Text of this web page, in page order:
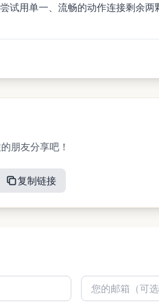
试用单一、流畅的动作连接剩余两
朋友分享吧！
复制链接